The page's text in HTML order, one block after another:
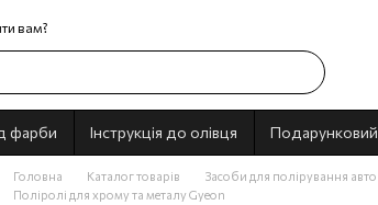
вам?
фарби Інструкція до олівця Подарунковий
Головна Каталог товарів Засоби для полірування авто
Поліролі для хрому та металу Gyeon